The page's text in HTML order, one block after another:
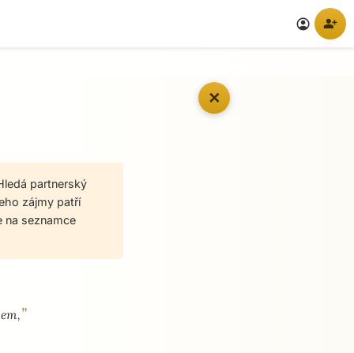
account_circle person_add
✕
partnerský
zájmy patří
na seznamce
”